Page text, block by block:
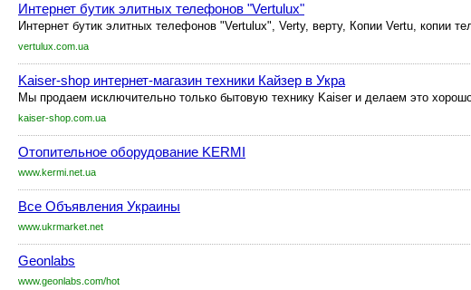
Интернет бутик элитных телефонов "Vertulux"
Интернет бутик элитных телефонов "Vertulux", Verty, верту, Копии Vertu, копии
vertulux.com.ua
Kaiser-shop интернет-магазин техники Кайзер в Укра
Мы продаем исключительно только бытовую технику Kaiser и делаем это
kaiser-shop.com.ua
Отопительное оборудование KERMI
www.kermi.net.ua
Все Объявления Украины
www.ukrmarket.net
Geonlabs
www.geonlabs.com/hot